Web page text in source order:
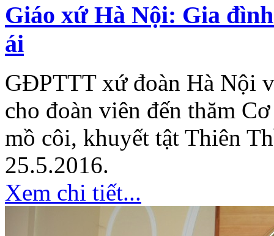
Giáo xứ Hà Nội: Gia
ái
GĐPTTT xứ đoàn Hà Nội
cho đoàn viên đến thăm
mồ côi, khuyết tật Thiên
25.5.2016.
Xem chi tiết...